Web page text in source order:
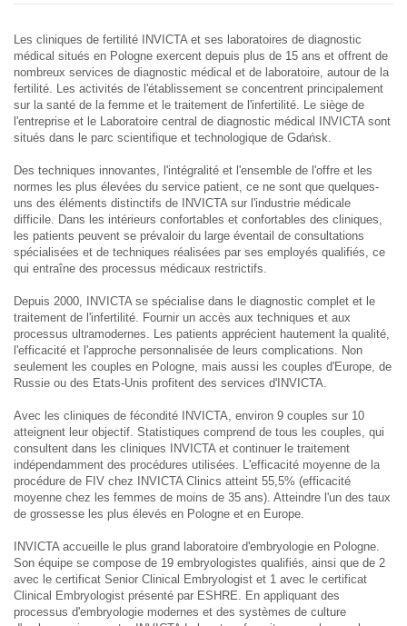
Les cliniques de fertilité INVICTA et ses laboratoires de diagnostic
médical situés en Pologne exercent depuis plus de 15 ans et offrent de
nombreux services de diagnostic médical et de laboratoire, autour de la
fertilité. Les activités de l'établissement se concentrent principalement
sur la santé de la femme et le traitement de l'infertilité. Le siège de
l'entreprise et le Laboratoire central de diagnostic médical INVICTA sont
situés dans le parc scientifique et technologique de Gdańsk.
Des techniques innovantes, l'intégralité et l'ensemble de l'offre et les
normes les plus élevées du service patient, ce ne sont que quelques-
uns des éléments distinctifs de INVICTA sur l'industrie médicale
difficile. Dans les intérieurs confortables et confortables des cliniques,
les patients peuvent se prévaloir du large éventail de consultations
spécialisées et de techniques réalisées par ses employés qualifiés, ce
qui entraîne des processus médicaux restrictifs.
Depuis 2000, INVICTA se spécialise dans le diagnostic complet et le
traitement de l'infertilité. Fournir un accès aux techniques et aux
processus ultramodernes. Les patients apprécient hautement la qualité,
l'efficacité et l'approche personnalisée de leurs complications. Non
seulement les couples en Pologne, mais aussi les couples d'Europe, de
Russie ou des Etats-Unis profitent des services d'INVICTA.
Avec les cliniques de fécondité INVICTA, environ 9 couples sur 10
atteignent leur objectif. Statistiques comprend de tous les couples, qui
consultent dans les cliniques INVICTA et continuer le traitement
indépendamment des procédures utilisées. L'efficacité moyenne de la
procédure de FIV chez INVICTA Clinics atteint 55,5% (efficacité
moyenne chez les femmes de moins de 35 ans). Atteindre l'un des taux
de grossesse les plus élevés en Pologne et en Europe.
INVICTA accueille le plus grand laboratoire d'embryologie en Pologne.
Son équipe se compose de 19 embryologistes qualifiés, ainsi que de 2
avec le certificat Senior Clinical Embryologist et 1 avec le certificat
Clinical Embryologist présenté par ESHRE. En appliquant des
processus d'embryologie modernes et des systèmes de culture